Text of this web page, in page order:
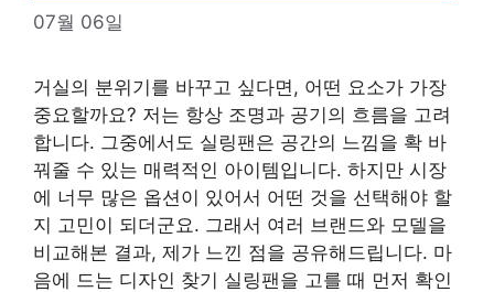
07월 06일
거실의 분위기를 바꾸고 싶다면, 어떤 요소가 가장
중요할까요? 저는 항상 조명과 공기의 흐름을 고려
합니다. 그중에서도 실링팬은 공간의 느낌을 확 바
꿔줄 수 있는 매력적인 아이템입니다. 하지만 시장
에 너무 많은 옵션이 있어서 어떤 것을 선택해야 할
지 고민이 되더군요. 그래서 여러 브랜드와 모델을
비교해본 결과, 제가 느낀 점을 공유해드립니다. 마
음에 드는 디자인 찾기 실링팬을 고를 때 먼저 확인